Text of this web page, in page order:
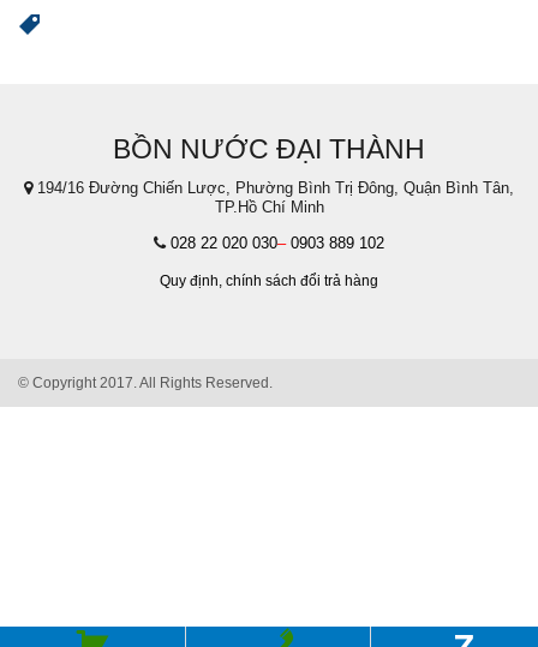
BỒN NƯỚC ĐẠI THÀNH
194/16 Đường Chiến Lược, Phường Bình Trị Đông, Quận Bình Tân,
TP.Hồ Chí Minh
028 22 020 030– 0903 889 102
Quy định, chính sách đổi trả hàng
© Copyright 2017. All Rights Reserved.